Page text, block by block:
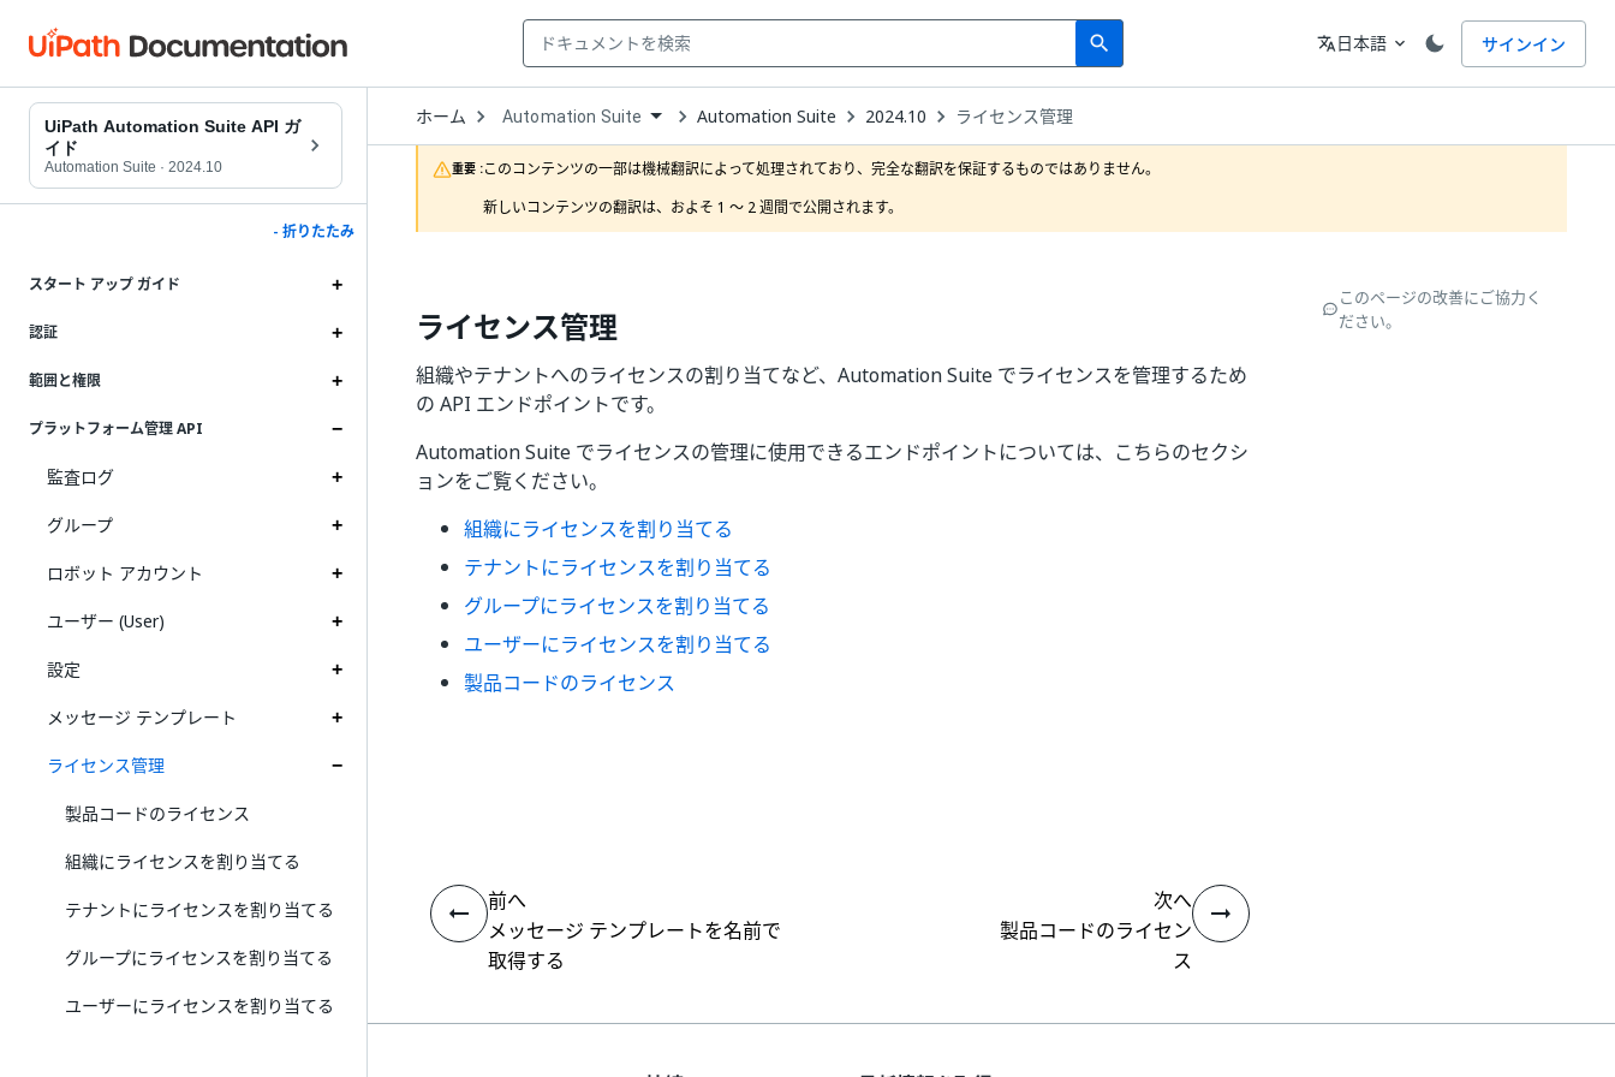
search
Search 言語
translate日本語 expand_more サインイン
UiPath Automation Suite API ガ
イド
Automation Suite · 2024.10
- 折りたたみ
スタート アップ ガイド
認証
範囲と権限
プラットフォーム管理 API
監査ログ
グループ
ロボット アカウント
ユーザー (User)
設定
メッセージ テンプレート
ライセンス管理
製品コードのライセンス
組織にライセンスを割り当てる
テナントにライセンスを割り当てる
グループにライセンスを割り当てる
ユーザーにライセンスを割り当てる
ホーム Open
Dropdown
to
choose
product
Automation Suite Automation Suite 2024.10 ライセンス管理
重要 :このコンテンツの一部は機械翻訳によって処理されており、完全な翻訳を保証するものではありません。
新しいコンテンツの翻訳は、およそ 1 ～ 2 週間で公開されます。
ライセンス管理
組織やテナントへのライセンスの割り当てなど、Automation Suite でライセンスを管理するため
の API エンドポイントです。
Automation Suite でライセンスの管理に使用できるエンドポイントについては、こちらのセクシ
ョンをご覧ください。
組織にライセンスを割り当てる
テナントにライセンスを割り当てる
グループにライセンスを割り当てる
ユーザーにライセンスを割り当てる
製品コードのライセンス
このページの改善にご協力く
ださい。
前へ
メッセージ テンプレートを名前で
取得する
次へ
製品コードのライセン
ス